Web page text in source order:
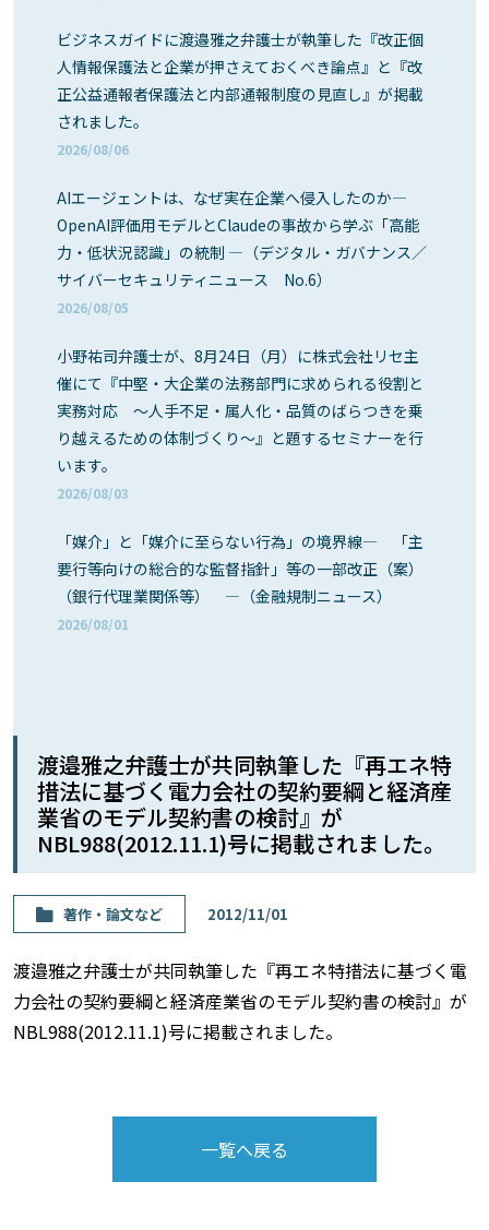
ビジネスガイドに渡邉雅之弁護士が執筆した『改正個
人情報保護法と企業が押さえておくべき論点』と『改
正公益通報者保護法と内部通報制度の見直し』が掲載
されました。
2026/08/06
AIエージェントは、なぜ実在企業へ侵入したのか―
OpenAI評価用モデルとClaudeの事故から学ぶ「高能
力・低状況認識」の統制 ―（デジタル・ガバナンス／
サイバーセキュリティニュース No.6）
2026/08/05
小野祐司弁護士が、8月24日（月）に株式会社リセ主
催にて『中堅・大企業の法務部門に求められる役割と
実務対応 ～人手不足・属人化・品質のばらつきを乗
り越えるための体制づくり～』と題するセミナーを行
います。
2026/08/03
「媒介」と「媒介に至らない行為」の境界線― 「主
要行等向けの総合的な監督指針」等の一部改正（案）
（銀行代理業関係等） ―（金融規制ニュース）
2026/08/01
渡邉雅之弁護士が共同執筆した『再エネ特
措法に基づく電力会社の契約要綱と経済産
業省のモデル契約書の検討』が
NBL988(2012.11.1)号に掲載されました。
著作・論⽂など 2012/11/01
渡邉雅之弁護士が共同執筆した『再エネ特措法に基づく電
力会社の契約要綱と経済産業省のモデル契約書の検討』が
NBL988(2012.11.1)号に掲載されました。
一覧へ戻る